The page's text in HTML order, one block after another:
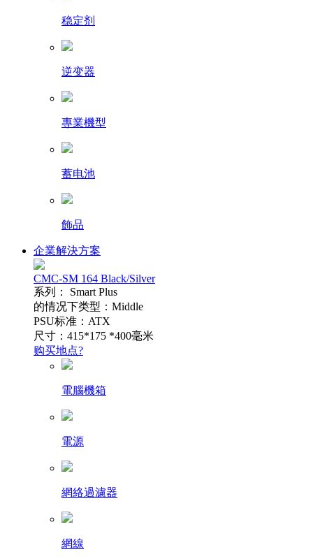
稳定剂
逆变器
專業機型
蓄电池
飾品
企業解決方案
CMC-SM 164 Black/Silver
系列： Smart Plus
的情况下类型：Middle
PSU标准：ATX
尺寸：415*175 *400毫米
购买地点?
電腦機箱
電源
網絡過濾器
網線